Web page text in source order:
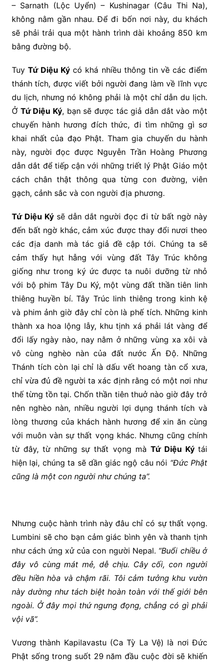
– Sarnath (Lộc Uyển) – Kushinagar (Câu Thi Na),
không nằm gần nhau. Để đi bốn nơi này, du khách
sẽ phải trải qua một hành trình dài khoảng 850 km
bằng đường bộ.
TuyTứ Diệu Ký có khá nhiều thông tin về các điểm
thánh tích, được viết bởi người đang làm về lĩnh vực
du lịch, nhưng nó không phải là một chỉ dẫn du lịch.
Ở Tứ Diệu Ký, bạn sẽ được tác giả dẫn dắt vào một
chuyến hành hương đích thức, đi tìm những gì sơ
khai nhất của đạo Phật. Tham gia chuyến du hành
này, người đọc được Nguyễn Trần Hoàng Phương
dẫn dắt để tiếp cận với những triết lý Phật Giáo một
cách chân thật thông qua từng con đường, viên
gạch, cảnh sắc và con người địa phương.
Tứ Diệu Kýsẽ dẫn dắt người đọc đi từ bất ngờ này
đến bất ngờ khác, cảm xúc được thay đổi nươi theo
các địa danh mà tác giả đề cập tới. Chúng ta sẽ
cảm thấy hụt hẫng với vùng đất Tây Trúc không
giống như trong ký ức được ta nuôi dưỡng từ nhỏ
với bộ phim Tây Du Ký, một vùng đất thần tiên linh
thiêng huyền bí. Tây Trúc linh thiêng trong kinh kệ
và phim ảnh giờ đây chỉ còn là phế tích. Những kinh
thành xa hoa lộng lẫy, khu tịnh xá phải lát vàng để
đổi lấy ngày nào, nay nằm ở những vùng xa xôi và
vô cùng nghèo nàn của đất nước Ấn Độ. Những
Thánh tích còn lại chỉ là dấu vết hoang tàn cổ xưa,
chỉ vừa đủ đề người ta xác định rằng có một nơi như
thế từng tồn tại. Chốn thần tiên thuở nào giờ đây trở
nên nghèo nàn, nhiều người lợi dụng thánh tích và
lòng thương của khách hành hương để xin ăn cùng
với muôn vàn sự thất vọng khác. Nhưng cũng chính
từ đây, từ những sự thất vọng mà Tứ Diệu Kýtái
hiện lại, chúng ta sẽ dần giác ngộ câu nói “Đức Phật
cũng là một con người như chúng ta”.
Nhưng cuộc hành trình này đâu chỉ có sự thất vọng.
Lumbini sẽ cho bạn cảm giác bình yên và thanh tịnh
như cách ứng xử của con người Nepal. “Buổi chiều ở
đây vô cùng mát mẻ, dễ chịu. Cây cối, con người
đều hiền hòa và chậm rãi. Tôi cảm tưởng khu vườn
này dường như tách biệt hoàn toàn với thế giới bên
ngoài. Ở đây mọi thứ ngưng đọng, chẳng có gì phải
vội vã”.
Vương thành Kapilavastu (Ca Tỳ La Vệ) là nơi Đức
Phật sống trong suốt 29 năm đầu cuộc đời sẽ khiến